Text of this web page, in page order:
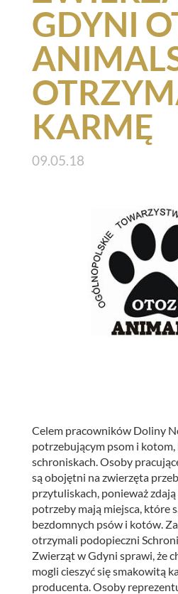
GDYNI
KARMĘ
09.05.18
Celem pracowników Doliny
potrzebującym psom i
schroniskach. Osoby
są obojętni na zwierzęta
przytuliskach, ponieważ
potrzeby mają miejsca, które
bezdomnych psów i kotów.
otrzymali podopieczni
Zwierząt w Gdyni sprawi, że
mogli cieszyć się smakowitą
producenta. Osoby